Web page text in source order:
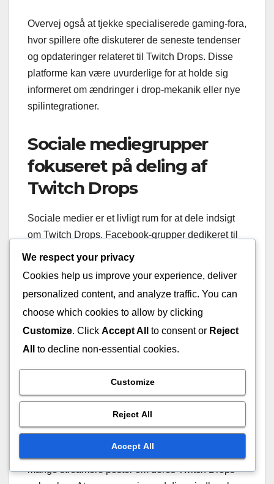
Overvej også at tjekke specialiserede gaming-fora,
hvor spillere ofte diskuterer de seneste tendenser
og opdateringer relateret til Twitch Drops. Disse
platforme kan være uvurderlige for at holde sig
informeret om ændringer i drop-mekanik eller nye
spilintegrationer.
Sociale mediegrupper
fokuseret på deling af
Twitch Drops
Sociale medier er et livligt rum for at dele indsigt
om Twitch Drops. Facebook-grupper dedikeret til
Twitch Drops har ofte indlæg fra medlemmer, der
disse grupper giver dig mulighed for at forbinde
med andre, der aktivt er engageret i at indsamle
drops.
På Twitter kan du følge specifikke hashtags som
#TwitchDrops for at få realtidsopdateringer og
diskussioner. Streamere og fans deler deres
tanker og strategier, hvilket gør det til en dynamisk
Instagram kan også være en nyttig platform, da
mange streamere poster om deres Twitch Drops-
We respect your privacy
Cookies help us improve your experience, deliver
personalized content, and analyze traffic. You can
choose which cookies to allow by clicking
Customize. Click Accept All to consent or Reject
All
to decline non-essential cookies.
Customize
Reject All
Accept All